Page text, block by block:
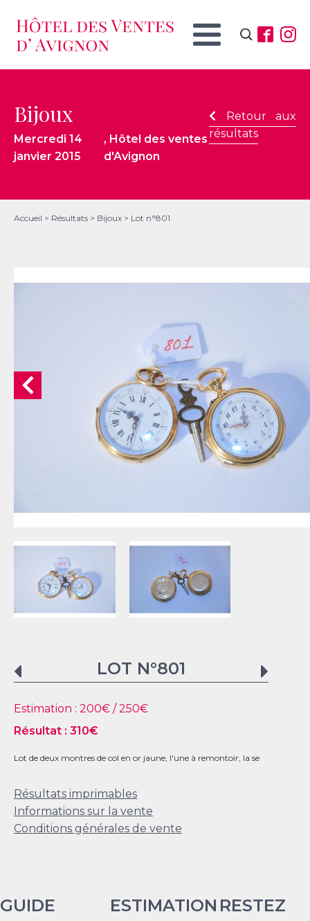
Rechercher :
Bijoux
Mercredi 14
janvier 2015
, Hôtel des ventes
d'Avignon
Retour aux
résultats
Accueil > Résultats > Bijoux > Lot n°801
LOT N°801
Estimation : 200€ /250€
Résultat : 310€
Lot de deux montres de col en or jaune, l'une à remontoir, la se
Résultats imprimables
Informations sur la vente
Conditions générales de vente
GUIDE
ESTIMATION RESTEZ